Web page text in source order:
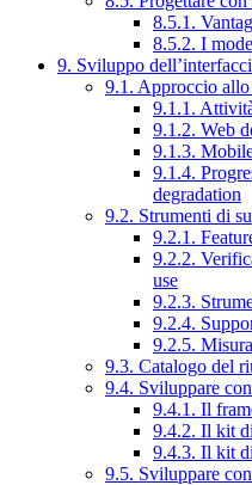
8.5.1.
8.5.2. I
9. Sviluppo
9.1. Approccio
9.1.1.
9.1.2. Web
9.1.3.
9.1.4.
degradation
9.2. Strumenti di
9.2.1.
9.2.2.
use
9.2.3.
9.2.4.
9.2.5.
9.3. Catalogo del
9.4. Sviluppare
9.4.1. Il
9.4.2. Il kit
9.4.3. Il kit
9.5. Sviluppare